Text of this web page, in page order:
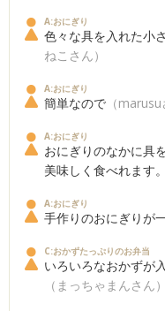
A:おにぎり
色々な具を入れた小
ねこさん）
A:おにぎり
簡単なので （marusu
A:おにぎり
おにぎりのなかに具
美味しく食べれます。
A:おにぎり
手作りのおにぎりが
C:おかずたっぷりのお弁当
いろいろなおかずが
（まっちゃまんさん）